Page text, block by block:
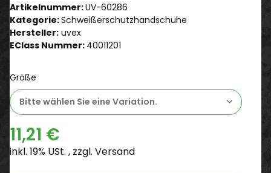
Artikelnummer:UV-60286
Kategorie:Schweißerschutzhandschuhe
Hersteller: uvex
EClass Nummer: 40011201
Größe
Bitte wählen Sie eine Variation.
11,21 €
inkl. 19% USt. , zzgl. Versand